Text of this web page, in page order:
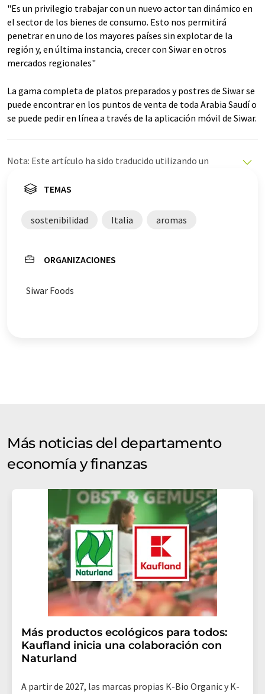
"Es un privilegio trabajar con un nuevo actor tan dinámico en
el sector de los bienes de consumo. Esto nos permitirá
penetrar en uno de los mayores países sin explotar de la
región y, en última instancia, crecer con Siwar en otros
mercados regionales"
La gama completa de platos preparados y postres de Siwar se
puede encontrar en los puntos de venta de toda Arabia Saudí o
se puede pedir en línea a través de la aplicación móvil de Siwar.
Nota: Este artículo ha sido traducido utilizando un
ofrece estas traducciones automáticas para presentar
este artículo ha sido traducido con traducción
Alemán se puede encontrar
TEMAS
sostenibilidad Italia aromas
ORGANIZACIONES
Siwar Foods
Más noticias del departamento
economía y finanzas
Más productos ecológicos para todos:
Kaufland inicia una colaboración con
Naturland
A partir de 2027, las marcas propias K-Bio Organic y K-